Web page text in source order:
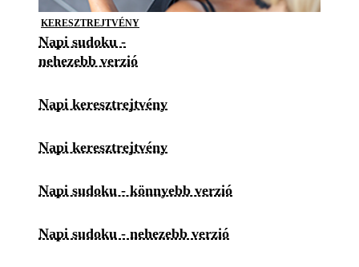
KERESZTREJTVÉNY
Napi sudoku -
nehezebb verzió
Napi keresztrejtvény
Napi keresztrejtvény
Napi sudoku - könnyebb verzió
Napi sudoku - nehezebb verzió